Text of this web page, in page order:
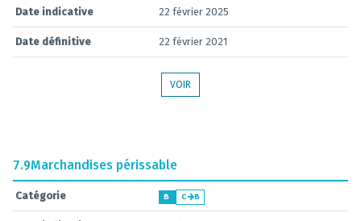
Date indicative 22 février 2025
Date définitive 22 février 2021
VOIR
7.9Marchandises périssable
Catégorie B C B